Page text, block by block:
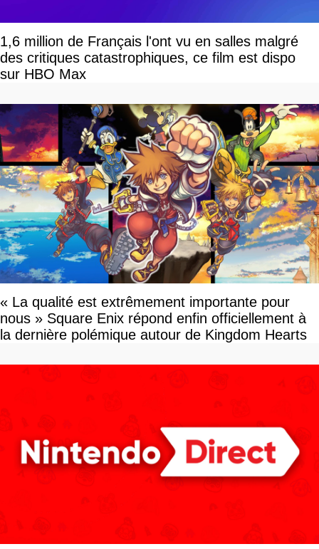
1,6 million de Français l'ont vu en salles malgré
des critiques catastrophiques, ce film est dispo
sur HBO Max
« La qualité est extrêmement importante pour
nous » Square Enix répond enfin officiellement à
la dernière polémique autour de Kingdom Hearts